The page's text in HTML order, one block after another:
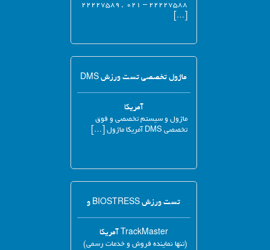
۲۲۲۲۷۵۸۸ – ۰۲۱ , ۲۲۲۲۷۵۸۹
[…]
ماژول تخصصی تست ورزش DMS
آمریکا
ماژول و سیستم تخصصی و فوق
تخصصی DMS آمریکا ماژول […]
تست ورزش BIOSTRESS و
TrackMaster آمریکا
(تنها نماینده فروش و خدمات رسمی)